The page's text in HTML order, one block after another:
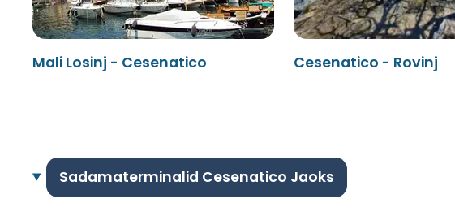
Mali Losinj - Cesenatico Cesenatico - Rovinj
Sadamaterminalid Cesenatico Jaoks